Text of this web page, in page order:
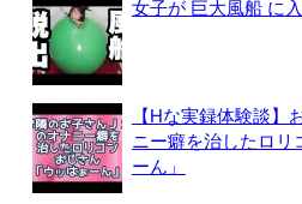
女子が 巨大風船 に
【Hな実録体験談】
ニー癖を治したロリ
ーん」